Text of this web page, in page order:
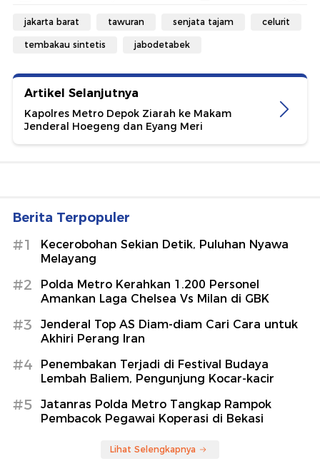
jakarta barat tawuran senjata tajam celurit
tembakau sintetis jabodetabek
Artikel Selanjutnya
Kapolres Metro Depok Ziarah ke Makam
Jenderal Hoegeng dan Eyang Meri
Berita Terpopuler
#1
Kecerobohan Sekian Detik, Puluhan Nyawa
Melayang
#2
Polda Metro Kerahkan 1.200 Personel
Amankan Laga Chelsea Vs Milan di GBK
#3
Jenderal Top AS Diam-diam Cari Cara untuk
Akhiri Perang Iran
#4
Penembakan Terjadi di Festival Budaya
Lembah Baliem, Pengunjung Kocar-kacir
#5
Jatanras Polda Metro Tangkap Rampok
Pembacok Pegawai Koperasi di Bekasi
Lihat Selengkapnya